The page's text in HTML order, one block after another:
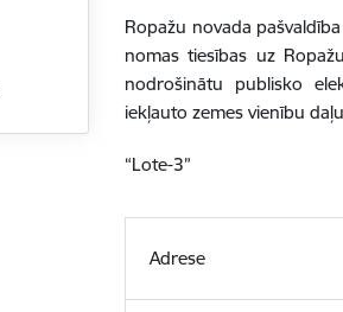
Ropažu novada
nomas tiesības uz
nodrošinātu publisko
iekļauto zemes vienību
“Lote-3”
Adrese